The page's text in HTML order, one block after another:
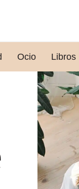
Ocio Libros